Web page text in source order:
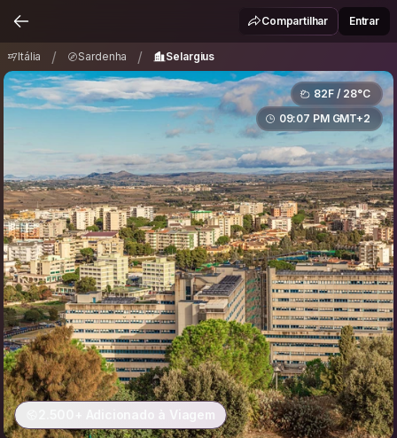
Selargius Compartilhar Entrar
Itália / Sardenha / Selargius
82F / 28°C
09:07 PM GMT+2
2.500+ Adicionado à Viagem